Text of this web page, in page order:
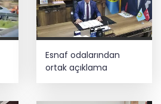
Esnaf odalarından
ortak açıklama